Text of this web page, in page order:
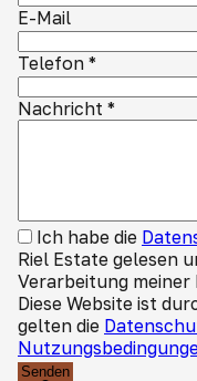
E-Mail
Telefon *
Nachricht *
Ich habe die
Riel Estate gelesen
Verarbeitung meiner
Diese Website ist
gelten die
Senden